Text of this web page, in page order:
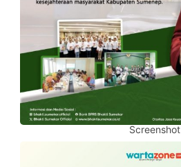
Screenshot